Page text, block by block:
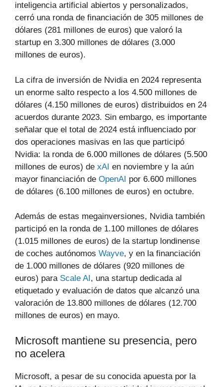
inteligencia artificial abiertos y personalizados,
cerró una ronda de financiación de 305 millones de
dólares (281 millones de euros) que valoró la
startup en 3.300 millones de dólares (3.000
millones de euros).
La cifra de inversión de Nvidia en 2024 representa
un enorme salto respecto a los 4.500 millones de
dólares (4.150 millones de euros) distribuidos en 24
acuerdos durante 2023. Sin embargo, es importante
señalar que el total de 2024 está influenciado por
dos operaciones masivas en las que participó
Nvidia: la ronda de 6.000 millones de dólares (5.500
millones de euros) de xAI en noviembre y la aún
mayor financiación de OpenAI por 6.600 millones
de dólares (6.100 millones de euros) en octubre.
Además de estas megainversiones, Nvidia también
participó en la ronda de 1.100 millones de dólares
(1.015 millones de euros) de la startup londinense
de coches autónomos Wayve, y en la financiación
de 1.000 millones de dólares (920 millones de
euros) para Scale AI, una startup dedicada al
etiquetado y evaluación de datos que alcanzó una
valoración de 13.800 millones de dólares (12.700
millones de euros) en mayo.
Microsoft mantiene su presencia, pero
no acelera
Microsoft, a pesar de su conocida apuesta por la